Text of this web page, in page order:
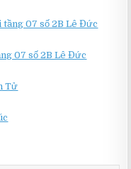
07 số 2B Lê Đức
Tử